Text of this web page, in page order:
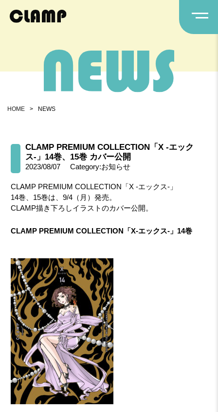
HOME > NEWS
CLAMP PREMIUM COLLECTION「X -エック
ス-」14巻、15巻 カバー公開
2023/08/07 Category:お知らせ
CLAMP PREMIUM COLLECTION「X -エックス-」
14巻、15巻は、9/4（月）発売。
CLAMP描き下ろしイラストのカバー公開。
CLAMP PREMIUM COLLECTION「X-エックス-」14巻